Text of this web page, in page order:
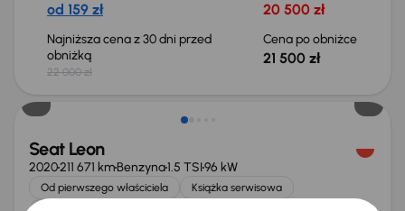
od 159 zł 20 500 zł
Najniższa cena z 30 dni przed
obniżką
22 000 zł
Cena po obniżce
21 500 zł
Możliwość odliczenia VAT
Seat Leon
2020211 671 kmBenzyna1.5 TSI96 kW
Od pierwszego właściciela
Książka serwisowa